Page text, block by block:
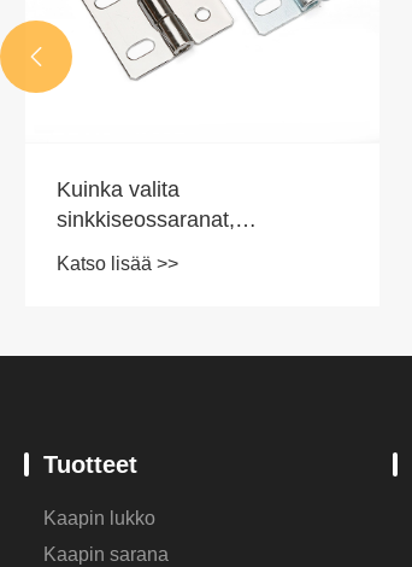
Kuinka valita
sinkkiseossaranat,
ruostumattomasta teräksestä
Katso lisää >>

Tuotteet
Kaapin lukko
Kaapin sarana